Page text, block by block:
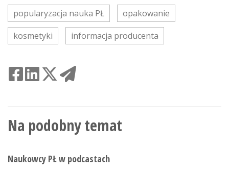
popularyzacja nauka PŁ
opakowanie
kosmetyki
informacja producenta
Na podobny temat
Naukowcy PŁ w podcastach